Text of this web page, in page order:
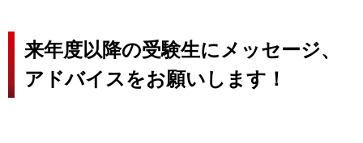
来年度以降の受験生にメッセージ、
アドバイスをお願いします！